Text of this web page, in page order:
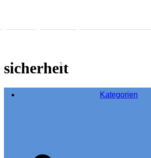
Kategorien
sicherheit